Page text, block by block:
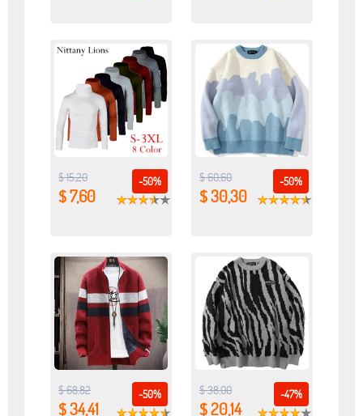
-50%
$ 15,20
$ 7,60
-50%
$ 60,60
$ 30,30
-50%
$ 68,82
$ 34,41
-47%
$ 38,00
$ 20,14